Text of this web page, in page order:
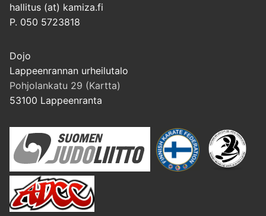
hallitus (at) kamiza.fi
P. 050 5723818
Dojo
Lappeenrannan urheilutalo
Pohjolankatu 29 (Kartta)
53100 Lappeenranta